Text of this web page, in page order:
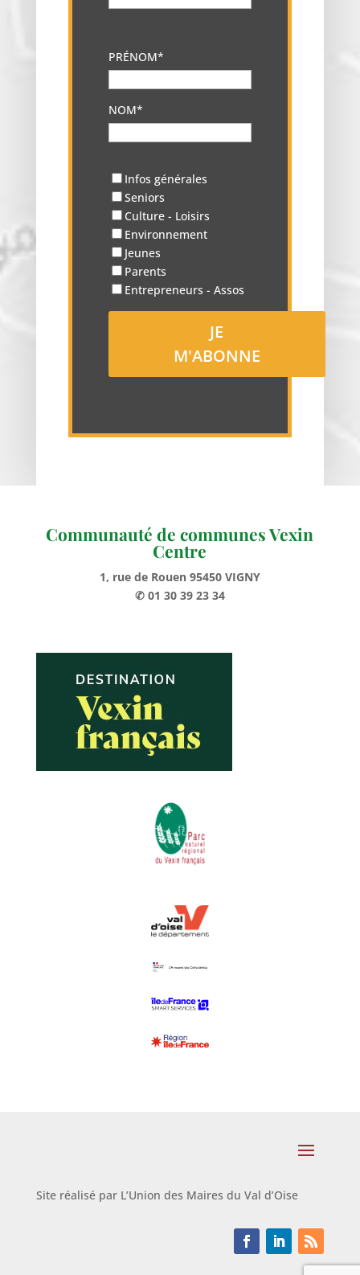
PRÉNOM*
NOM*
Infos générales
Seniors
Culture - Loisirs
Environnement
Jeunes
Parents
Entrepreneurs - Assos
Communauté de communes Vexin
Centre
1, rue de Rouen 95450 VIGNY
✆ 01 30 39 23 34
Site réalisé par L’Union des Maires du Val d’Oise